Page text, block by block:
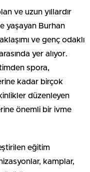
ve uzun yıllardır
yaşayan Burhan
ve genç odaklı
yer alıyor.
spora,
kadar birçok
düzenleyen
önemli bir ivme
eğitim
kamplar,